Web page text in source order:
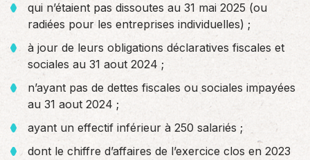
qui n’étaient pas dissoutes au 31 mai 2025 (ou
radiées pour les entreprises individuelles) ;
à jour de leurs obligations déclaratives fiscales et
sociales au 31 aout 2024 ;
n’ayant pas de dettes fiscales ou sociales impayées
au 31 aout 2024 ;
ayant un effectif inférieur à 250 salariés ;
dont le chiffre d’affaires de l’exercice clos en 2023